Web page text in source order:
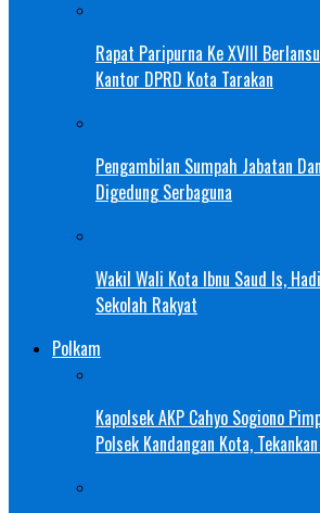
Rapat Paripurna Ke XVIII
Kantor DPRD Kota Tarakan
Pengambilan Sumpah Jabatan
Digedung Serbaguna
Wakil Wali Kota Ibnu Saud Is,
Sekolah Rakyat
Polkam
Kapolsek AKP Cahyo Sogiono
Polsek Kandangan Kota,